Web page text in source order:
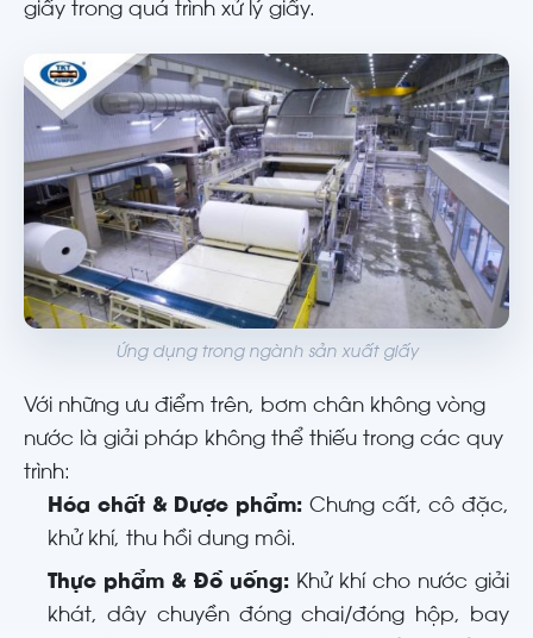
giấy trong quá trình xử lý giấy.
Ứng dụng trong ngành sản xuất giấy
Với những ưu điểm trên, bơm chân không vòng
nước là giải pháp không thể thiếu trong các quy
trình:
Hóa chất & Dược phẩm: Chưng cất, cô đặc,
khử khí, thu hồi dung môi.
Thực phẩm & Đồ uống: Khử khí cho nước giải
khát, dây chuyền đóng chai/đóng hộp, bay